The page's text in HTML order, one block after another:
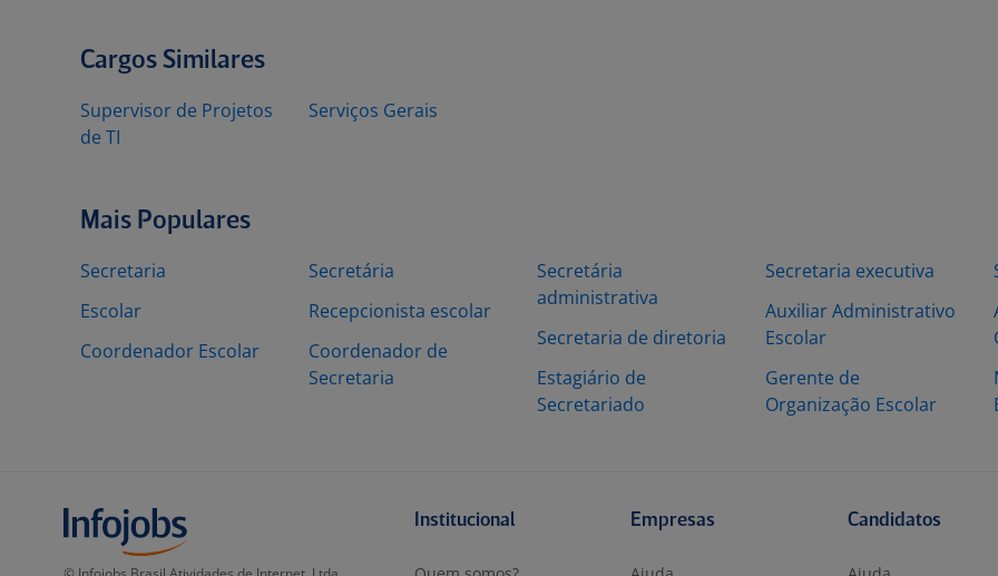
Cargos Similares
Supervisor de Projetos
de TI
Serviços Gerais
Mais Populares
Secretaria
Escolar
Coordenador Escolar
Secretária
Recepcionista escolar
Coordenador de
Secretaria
Secretária
administrativa
Secretaria de diretoria
Estagiário de
Secretariado
Secretaria executiva
Auxiliar Administrativo
Escolar
Gerente de
Organização Escolar
Institucional Empresas Candidatos